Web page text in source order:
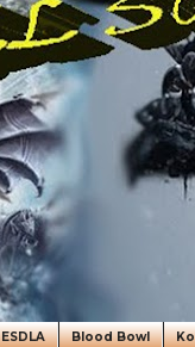
ESDLA Blood Bowl